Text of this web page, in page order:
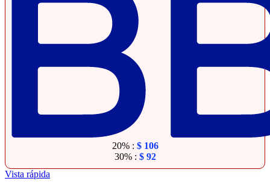
20% : $106
30% : $92
Vista rápida